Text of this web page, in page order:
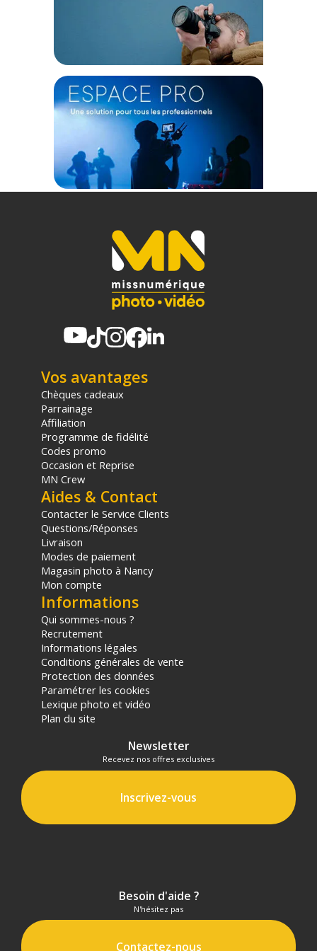
Connexion sans fil : Bluetooth intégrée
Source d’alimentation : batterie lithium-ion rechargeable
intégrée
Entrée DC : 5 VDC à 50 mA
Matériaux : aluminium et plastique ABS
Dimensions : 33 x 4,8 x 3,8 cm (repliée)
Poids : 420 g
Smallrig 4926 Perche à selfie / Trépied
Télécommande Bluetooth
Câble de chargement USB-C
Code EAN Smallrig 4926 Perche à selfie / Trépied avec
télécommande - Noir - Perche pour smartphone - Achat et prix
(1) Nombre de points Fidélité estimés, hors remises au panier, basé
sur le prix TTC en €, les points seront effectivement calculés dans le
Vos avantages
Chèques cadeaux
Parrainage
Affiliation
Programme de fidélité
Codes promo
Occasion et Reprise
MN Crew
Aides & Contact
Contacter le Service Clients
Questions/Réponses
Livraison
Modes de paiement
Magasin photo à Nancy
Mon compte
Informations
Qui sommes-nous ?
Recrutement
Informations légales
Conditions générales de vente
Protection des données
Paramétrer les cookies
Lexique photo et vidéo
Plan du site
Newsletter
Recevez nos offres exclusives
Inscrivez-vous
Besoin d'aide ?
N'hésitez pas
Contactez-nous